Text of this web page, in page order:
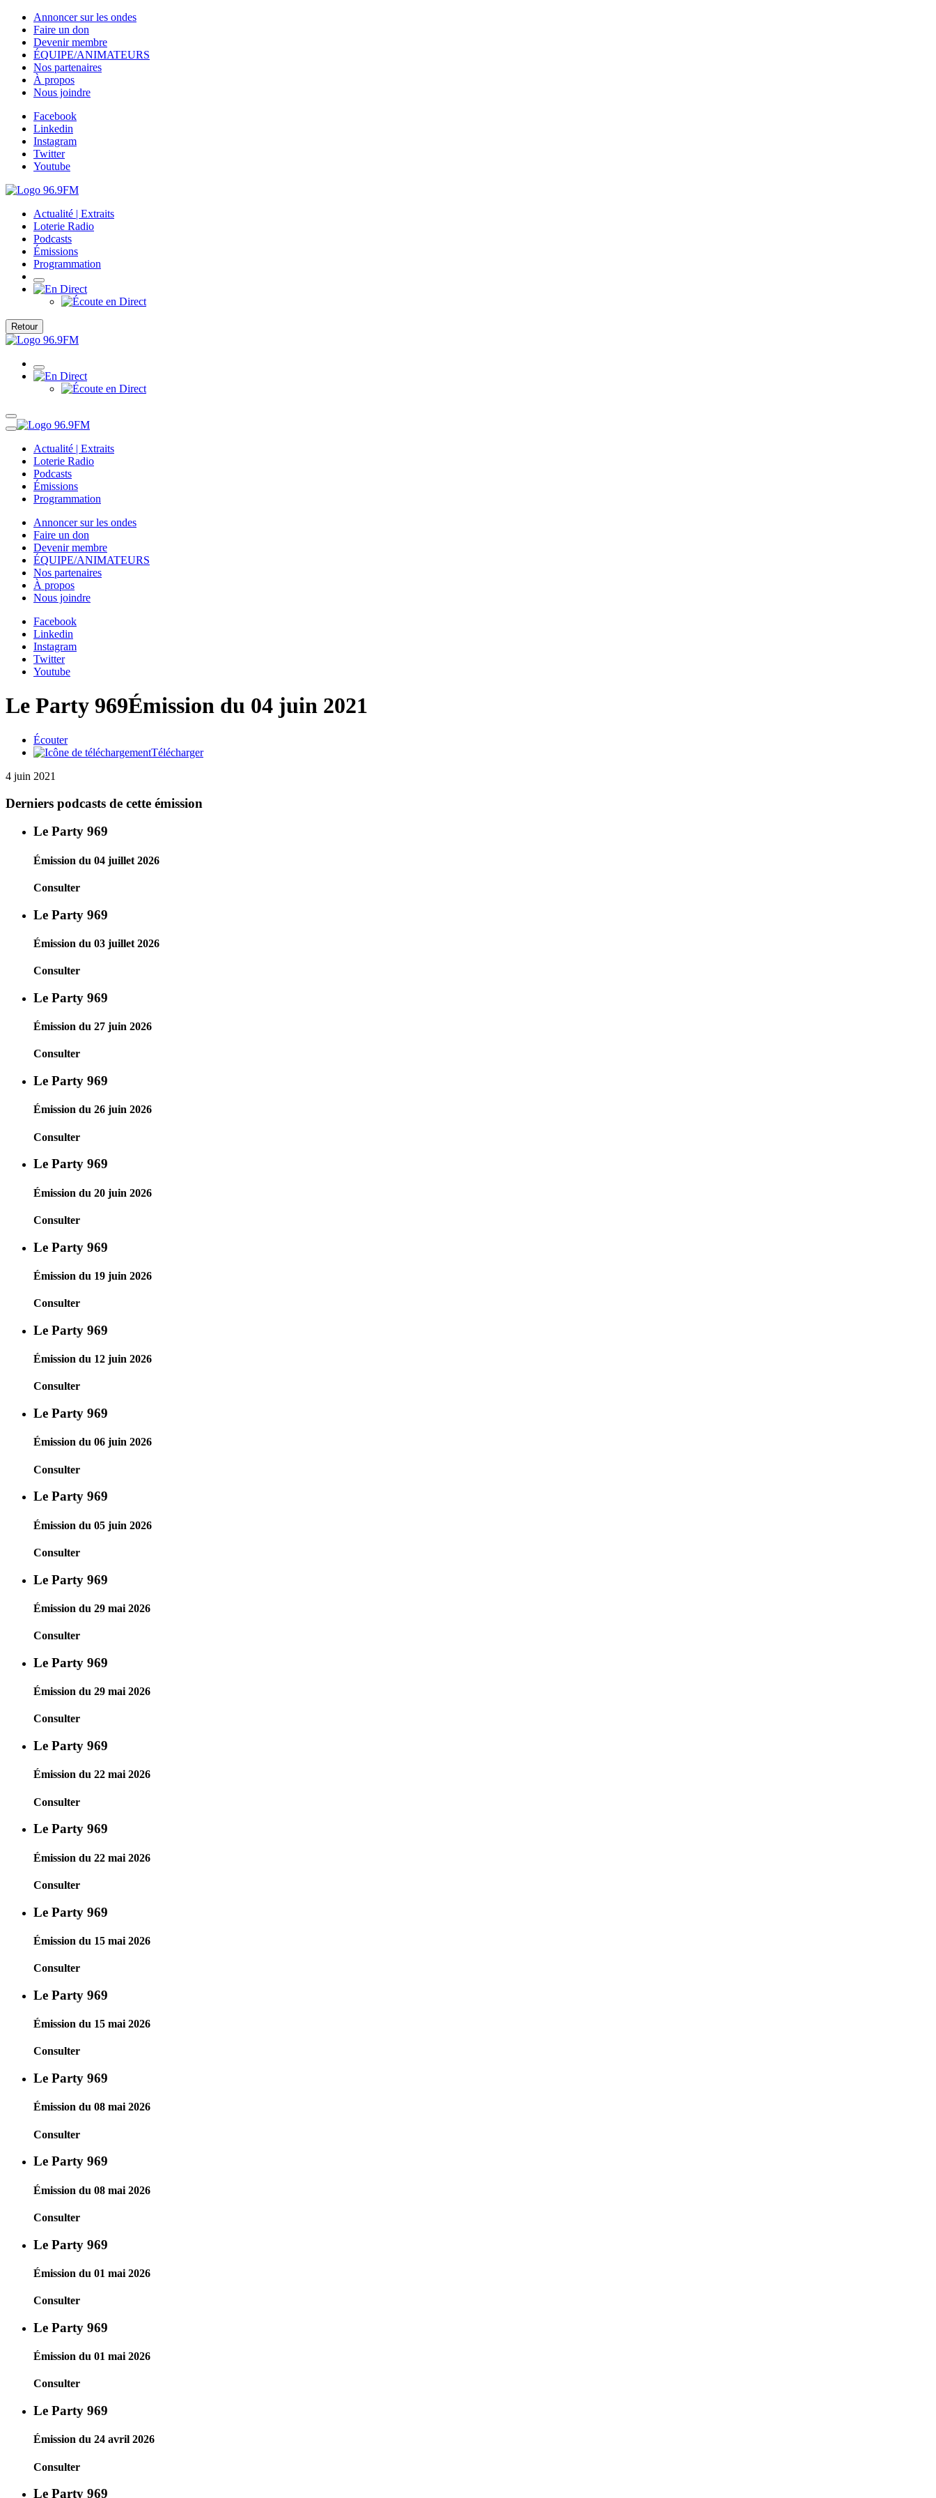
Annoncer sur les ondes
Faire un don
Devenir membre
ÉQUIPE/ANIMATEURS
Nos partenaires
À propos
Nous joindre
Facebook
Linkedin
Instagram
Twitter
Youtube
Actualité | Extraits
Loterie Radio
Podcasts
Émissions
Programmation
Retour
Actualité | Extraits
Loterie Radio
Podcasts
Émissions
Programmation
Annoncer sur les ondes
Faire un don
Devenir membre
ÉQUIPE/ANIMATEURS
Nos partenaires
À propos
Nous joindre
Facebook
Linkedin
Instagram
Twitter
Youtube
Le Party 969Émission du 04 juin 2021
Écouter
Télécharger
4 juin 2021
Derniers podcasts de cette émission
Le Party 969
Émission du 04 juillet 2026
Consulter
Le Party 969
Émission du 03 juillet 2026
Consulter
Le Party 969
Émission du 27 juin 2026
Consulter
Le Party 969
Émission du 26 juin 2026
Consulter
Le Party 969
Émission du 20 juin 2026
Consulter
Le Party 969
Émission du 19 juin 2026
Consulter
Le Party 969
Émission du 12 juin 2026
Consulter
Le Party 969
Émission du 06 juin 2026
Consulter
Le Party 969
Émission du 05 juin 2026
Consulter
Le Party 969
Émission du 29 mai 2026
Consulter
Le Party 969
Émission du 29 mai 2026
Consulter
Le Party 969
Émission du 22 mai 2026
Consulter
Le Party 969
Émission du 22 mai 2026
Consulter
Le Party 969
Émission du 15 mai 2026
Consulter
Le Party 969
Émission du 15 mai 2026
Consulter
Le Party 969
Émission du 08 mai 2026
Consulter
Le Party 969
Émission du 08 mai 2026
Consulter
Le Party 969
Émission du 01 mai 2026
Consulter
Le Party 969
Émission du 01 mai 2026
Consulter
Le Party 969
Émission du 24 avril 2026
Consulter
Le Party 969